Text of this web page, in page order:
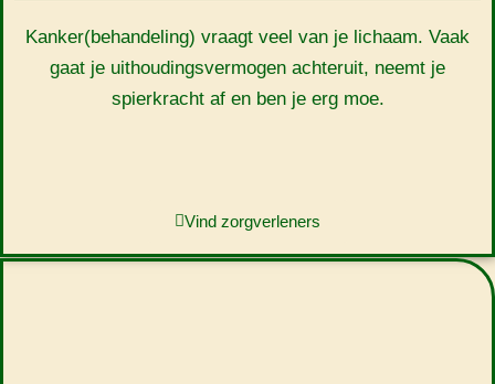
Kanker(behandeling) vraagt veel van je lichaam. Vaak
gaat je uithoudingsvermogen achteruit, neemt je
spierkracht af en ben je erg moe.
Vind zorgverleners